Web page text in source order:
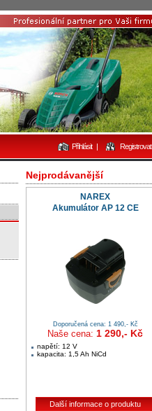
Přihlásit | Registrovat
Nejprodávanější
NAREX
Akumulátor AP 12 CE
Doporučená cena: 1 490,- Kč
Naše cena: 1 290,- Kč
napětí: 12 V
kapacita: 1,5 Ah NiCd
Další informace o produktu